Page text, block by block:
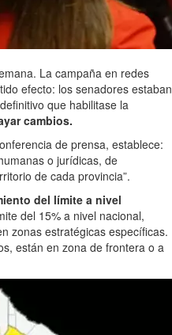
La campaña en redes
efecto: los senadores estaban
que habilitase la
cambios.
de prensa, establece:
o jurídicas, de
de cada provincia”.
del límite a nivel
del 15% a nivel nacional,
zonas estratégicas específicas.
están en zona de frontera o a